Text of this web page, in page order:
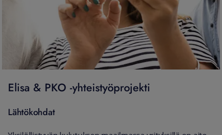
Elisa & PKO -yhteistyöprojekti
Lähtökohdat